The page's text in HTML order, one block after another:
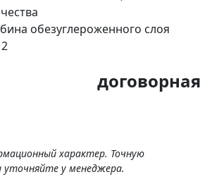
обезуглероженного слоя
договорная
характер. Точную
у менеджера.